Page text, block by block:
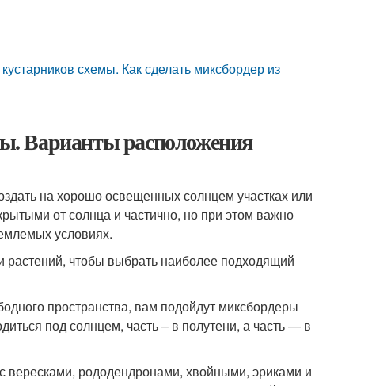
схемы. Как сделать миксбордер из
Варианты расположения
на хорошо освещенных солнцем участках или
от солнца и частично, но при этом важно
условиях.
чтобы выбрать наиболее подходящий
пространства, вам подойдут миксбордеры
под солнцем, часть – в полутени, а часть — в
рододендронами, хвойными, эриками и